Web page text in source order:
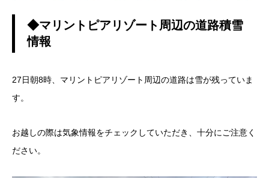
◆マリントピアリゾート周辺の道路積雪
情報
27日朝8時、マリントピアリゾート周辺の道路は雪が残っていま
す。
お越しの際は気象情報をチェックしていただき、十分にご注意く
ださい。